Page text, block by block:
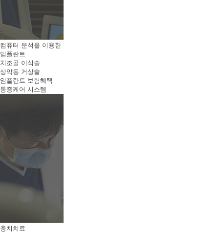
컴퓨터 분석을 이용한
임플란트
치조골 이식술
상악동 거상술
임플란트 보험혜택
통증케어 시스템
충치치료